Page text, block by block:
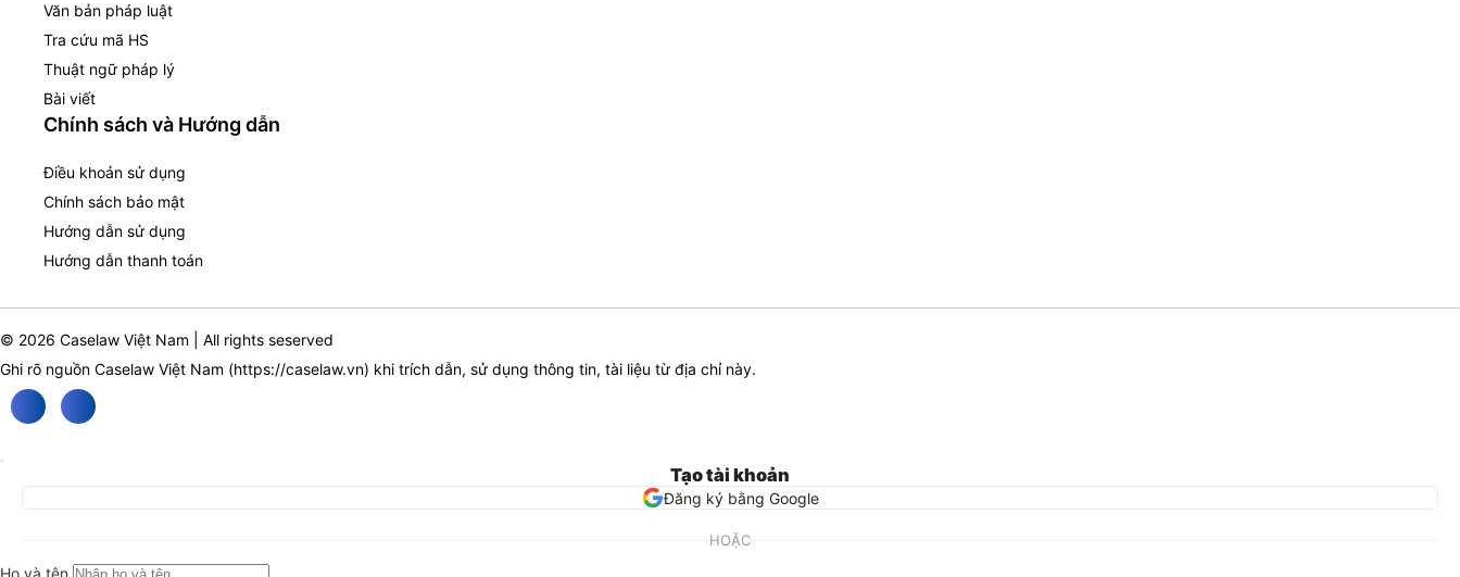
Văn bản pháp luật
Tra cứu mã HS
Thuật ngữ pháp lý
Bài viết
Chính sách và Hướng dẫn
Điều khoản sử dụng
Chính sách bảo mật
Hướng dẫn sử dụng
Hướng dẫn thanh toán
© 2026 Caselaw Việt Nam | All rights seserved
Ghi rõ nguồn Caselaw Việt Nam (https://caselaw.vn) khi trích dẫn, sử dụng thông tin, tài liệu từ địa chỉ này.
Tạo tài khoản
Đăng ký bằng Google
HOẶC
Họ và tên